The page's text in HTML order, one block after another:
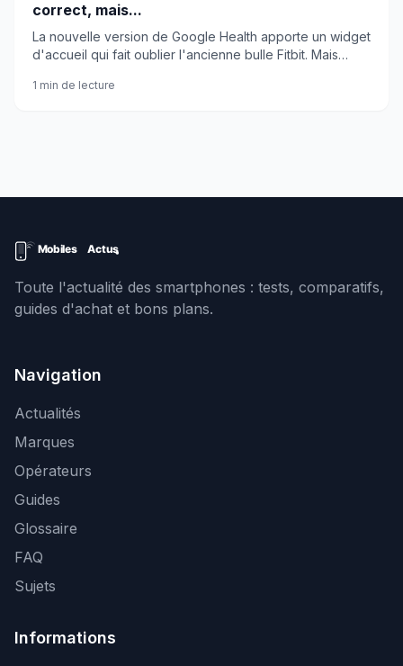
correct, mais...
La nouvelle version de Google Health apporte un widget
d'accueil qui fait oublier l'ancienne bulle Fitbit. Mais
1 min de lecture
Toute l'actualité des smartphones : tests, comparatifs,
guides d'achat et bons plans.
Navigation
Actualités
Marques
Opérateurs
Guides
Glossaire
FAQ
Sujets
Informations